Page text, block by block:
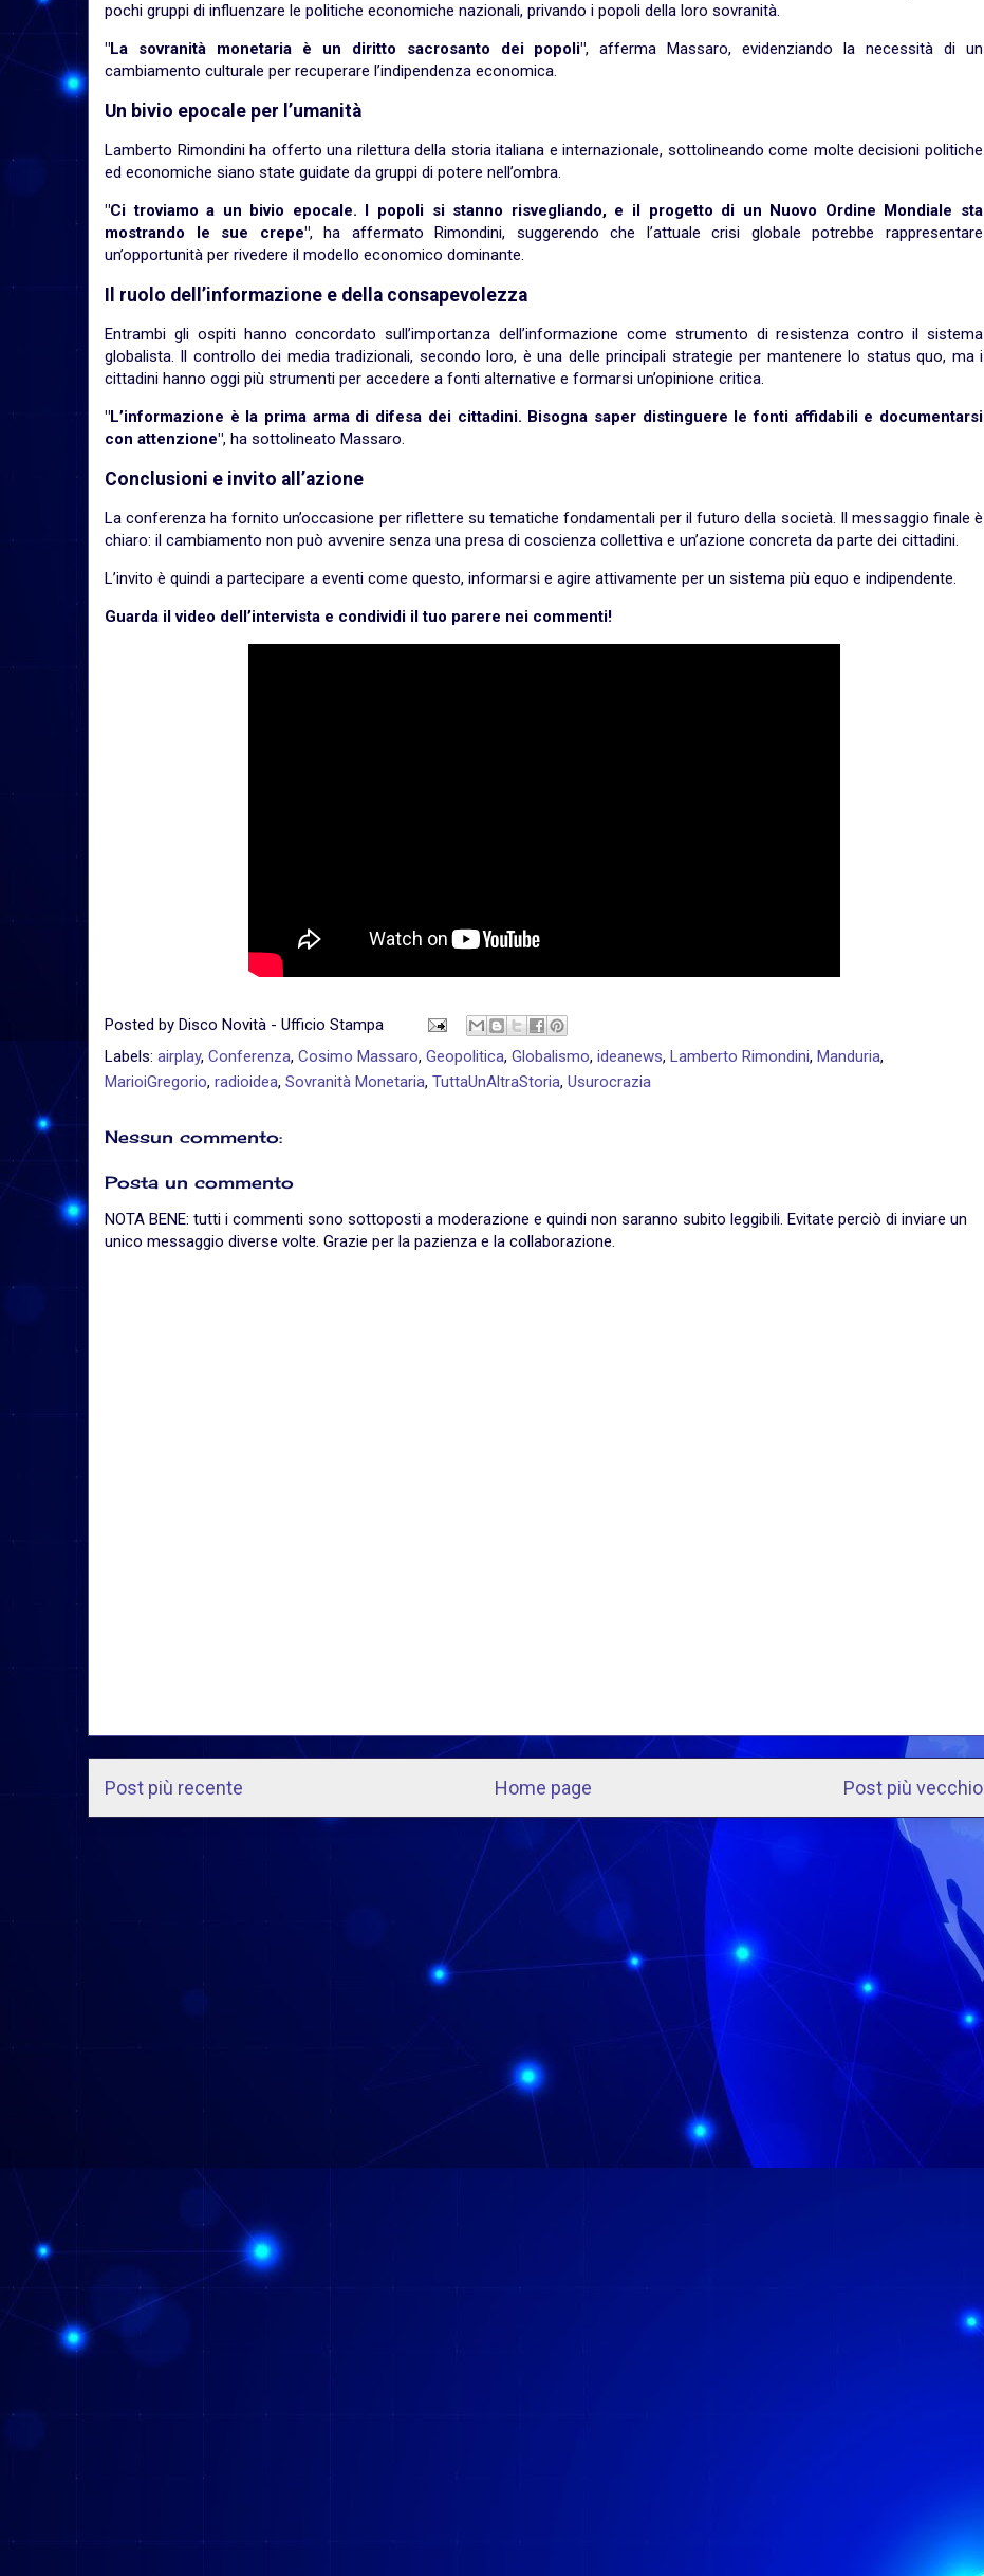
pochi gruppi di influenzare le politiche economiche nazionali, privando i popoli della loro sovranità.
"La sovranità monetaria è un diritto sacrosanto dei popoli", afferma Massaro, evidenziando la necessità di un
cambiamento culturale per recuperare l’indipendenza economica.
Un bivio epocale per l’umanità
Lamberto Rimondini ha offerto una rilettura della storia italiana e internazionale, sottolineando come molte decisioni politiche
ed economiche siano state guidate da gruppi di potere nell’ombra.
"Ci troviamo a un bivio epocale. I popoli si stanno risvegliando, e il progetto di un Nuovo Ordine Mondiale sta
mostrando le sue crepe", ha affermato Rimondini, suggerendo che l’attuale crisi globale potrebbe rappresentare
un’opportunità per rivedere il modello economico dominante.
Il ruolo dell’informazione e della consapevolezza
Entrambi gli ospiti hanno concordato sull’importanza dell’informazione come strumento di resistenza contro il sistema
globalista. Il controllo dei media tradizionali, secondo loro, è una delle principali strategie per mantenere lo status quo, ma i
cittadini hanno oggi più strumenti per accedere a fonti alternative e formarsi un’opinione critica.
"L’informazione è la prima arma di difesa dei cittadini. Bisogna saper distinguere le fonti affidabili e documentarsi
con attenzione", ha sottolineato Massaro.
Conclusioni e invito all’azione
La conferenza ha fornito un’occasione per riflettere su tematiche fondamentali per il futuro della società. Il messaggio finale è
chiaro: il cambiamento non può avvenire senza una presa di coscienza collettiva e un’azione concreta da parte dei cittadini.
L’invito è quindi a partecipare a eventi come questo, informarsi e agire attivamente per un sistema più equo e indipendente.
Guarda il video dell’intervista e condividi il tuo parere nei commenti!
Posted by Disco Novità - Ufficio Stampa
Labels: airplay, Conferenza, Cosimo Massaro, Geopolitica, Globalismo, ideanews, Lamberto Rimondini, Manduria,
MarioiGregorio, radioidea, Sovranità Monetaria, TuttaUnAltraStoria, Usurocrazia
Nessun commento:
Posta un commento
NOTA BENE: tutti i commenti sono sottoposti a moderazione e quindi non saranno subito leggibili. Evitate perciò di inviare un
unico messaggio diverse volte. Grazie per la pazienza e la collaborazione.
Post più recente Post più vecchio
Home page